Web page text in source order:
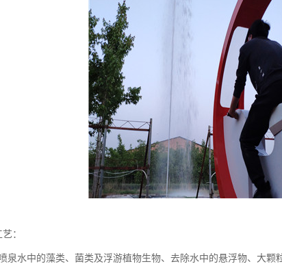
：
泉水中的藻类、菌类及浮游植物生物、去除水中的悬浮物、大